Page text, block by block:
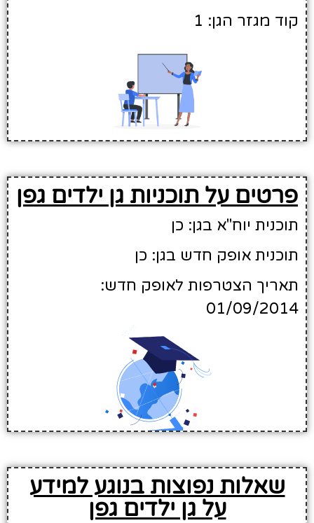
קוד מגזר הגן: 1
פרטים על תוכניות גן ילדים גפן
תוכנית יוח"א בגן: כן
תוכנית אופק חדש בגן: כן
תאריך הצטרפות לאופק חדש:
01/09/2014
שאלות נפוצות בנוגע למידע
על גן ילדים גפן